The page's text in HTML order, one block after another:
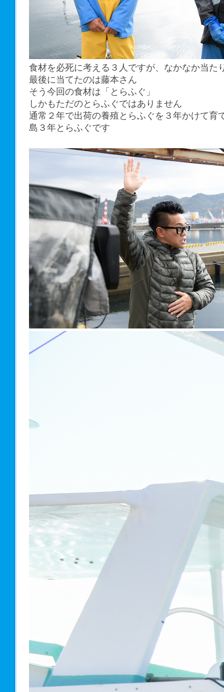
食材を必死に考える３人ですが、なかなか当た
最後に当てたのは藤本さん
そう今回の食材は「とらふぐ」
しかもただのとらふぐではありません
通常２年で出荷の養殖とらふぐを３年かけて育
島３年とらふぐです